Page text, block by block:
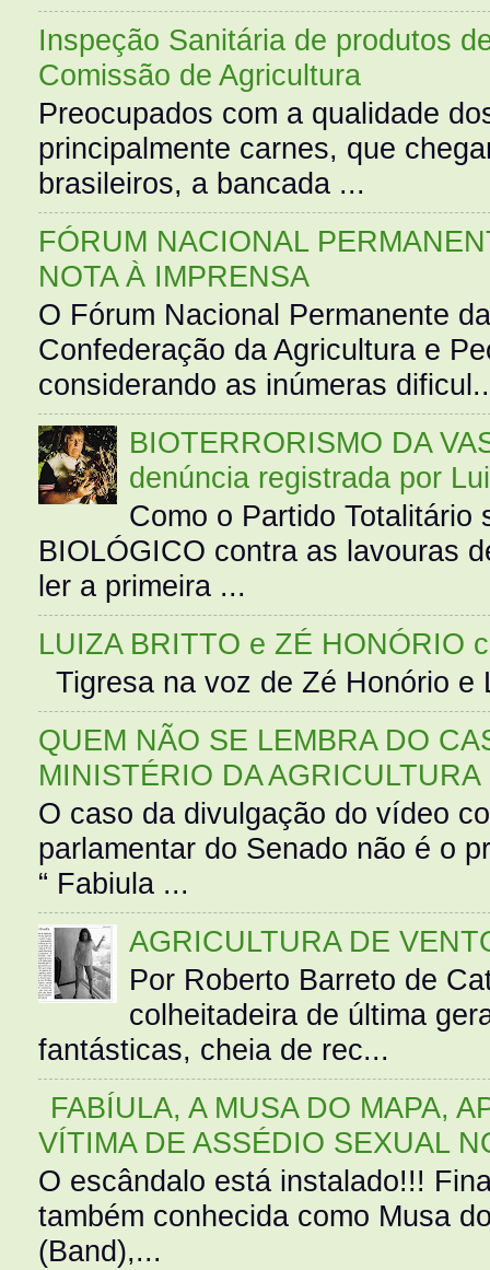
Inspeção Sanitária de produtos
Comissão de Agricultura
Preocupados com a qualidade
principalmente carnes, que
brasileiros, a bancada ...
FÓRUM NACIONAL
NOTA À IMPRENSA
O Fórum Nacional Permanente
Confederação da Agricultura e
considerando as inúmeras
BIOTERRORISMO DA
denúncia registrada por
Como o Partido Totalitário
BIOLÓGICO contra as lavouras
ler a primeira ...
LUIZA BRITTO e ZÉ HONÓRIO
Tigresa na voz de Zé Honório
QUEM NÃO SE LEMBRA DO
MINISTÉRIO DA AGRICULTURA
O caso da divulgação do vídeo
parlamentar do Senado não é o
“ Fabiula ...
AGRICULTURA DE
Por Roberto Barreto de
colheitadeira de última
fantásticas, cheia de rec...
FABÍULA, A MUSA DO MAPA,
VÍTIMA DE ASSÉDIO SEXUAL
O escândalo está instalado!!!
também conhecida como Musa
(Band),...